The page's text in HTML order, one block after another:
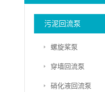
污泥回流泵
螺旋桨泵
穿墙回流泵
硝化液回流泵